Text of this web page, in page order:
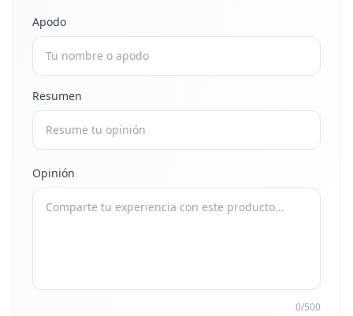
Apodo
Resumen
Opinión
0/500